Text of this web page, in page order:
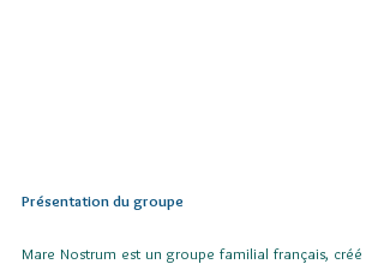
Présentation du groupe
Mare Nostrum est un groupe familial français, créé